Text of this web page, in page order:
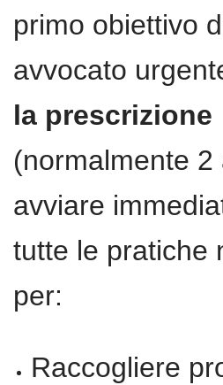
primo obiettivo
avvocato
la prescrizione
(normalmente 2
avviare
tutte le pratiche
per:
Raccogliere